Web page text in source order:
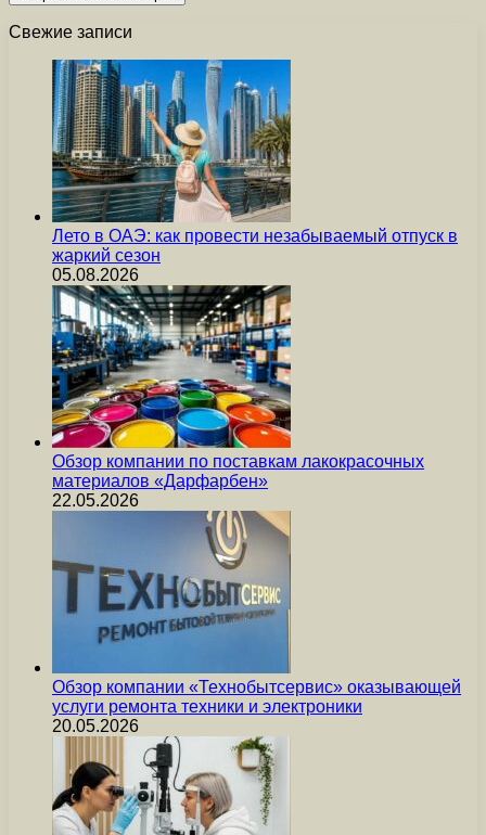
Свежие записи
Лето в ОАЭ: как провести незабываемый отпуск в
жаркий сезон
05.08.2026
Обзор компании по поставкам лакокрасочных
материалов «Дарфарбен»
22.05.2026
Обзор компании «Технобытсервис» оказывающей
услуги ремонта техники и электроники
20.05.2026